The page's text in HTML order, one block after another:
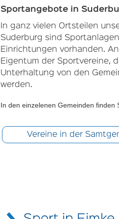
Sportangebote in
In ganz vielen Ortsteilen
Suderburg sind
Einrichtungen vorhanden.
Eigentum der Sportvereine,
Unterhaltung von den
werden.
In den einzelenen Gemeinden finden
Vereine in der